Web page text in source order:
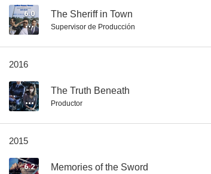
6.0 The Sheriff in Town
Supervisor de Producción
2016
-- The Truth Beneath
Productor
2015
6.2 Memories of the Sword